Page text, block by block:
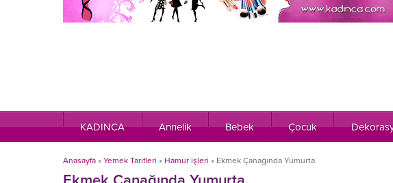
KADINCA Annelik Bebek Çocuk
Anasayfa » Yemek Tarifleri » Hamur işleri » Ekmek Çanağında Yumurta